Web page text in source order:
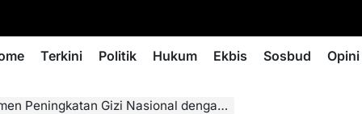
Terkini Politik Hukum Ekbis Sosbud Opini
Gizi Nasional dengan Kenaikan Anggaran Program MBG